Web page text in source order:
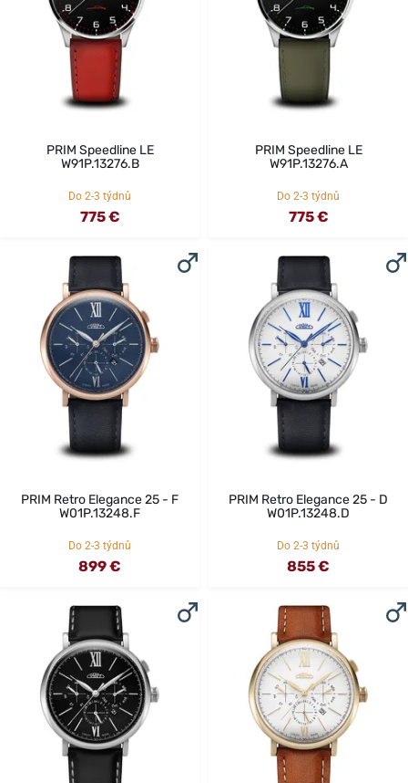
PRIM Speedline LE
W91P.13276.B
Do 2-3 týdnů
775 €
PRIM Speedline LE
W91P.13276.A
Do 2-3 týdnů
775 €
PRIM Retro Elegance 25 - F
W01P.13248.F
Do 2-3 týdnů
899 €
PRIM Retro Elegance 25 - D
W01P.13248.D
Do 2-3 týdnů
855 €